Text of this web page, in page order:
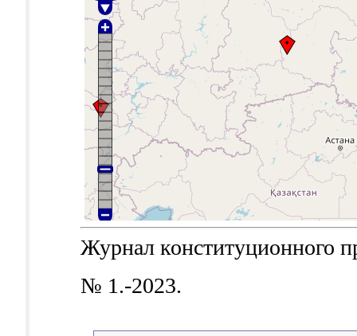
Журнал конституционного
№ 1.-2023.